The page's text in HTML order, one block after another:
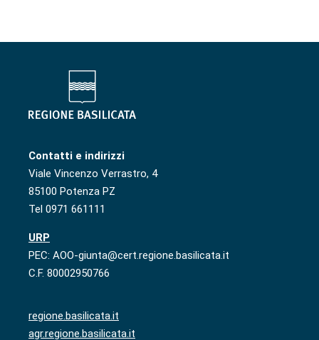
Contatti e indirizzi
Viale Vincenzo Verrastro, 4
85100 Potenza PZ
Tel 0971 661111
URP
PEC: AOO-giunta@cert.regione.basilicata.it
C.F. 80002950766
regione.basilicata.it
agr.regione.basilicata.it